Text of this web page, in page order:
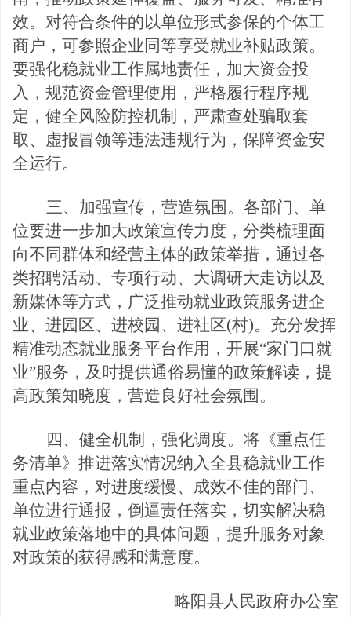
效。对符合条件的以单位形式参保的个体工
商户，可参照企业同等享受就业补贴政策。
要强化稳就业工作属地责任，加大资金投
入，规范资金管理使用，严格履行程序规
定，健全风险防控机制，严肃查处骗取套
取、虚报冒领等违法违规行为，保障资金安
全运行。
三、加强宣传，营造氛围。 各部门 、单
位要进一步加大政策宣传力度，分类梳理面
向不同群体和经营主体的政策举措，通过各
类招聘活动、专项行动、大调研大走访以及
新媒体等方式，广泛推动就业政策服务进企
业、进园区、进校园、进社区(村)。 充分发挥
精准动态就业服务平台作用，开展“家门口就
业”服务，及时提供通俗易懂的政策解读，提
高政策知晓度，营造良好社会氛围。
四、健全机制，强化调度。 将《重点任
务清单》推进落实情况纳入全县稳就业工作
重点内容， 对进度缓慢、成效不佳的部门、
单位进行通报 ，倒逼责任落实，切实解决稳
就业政策落地中的具体问题，提升服务对象
对政策的获得感和满意度。
略阳县人民政府办公室